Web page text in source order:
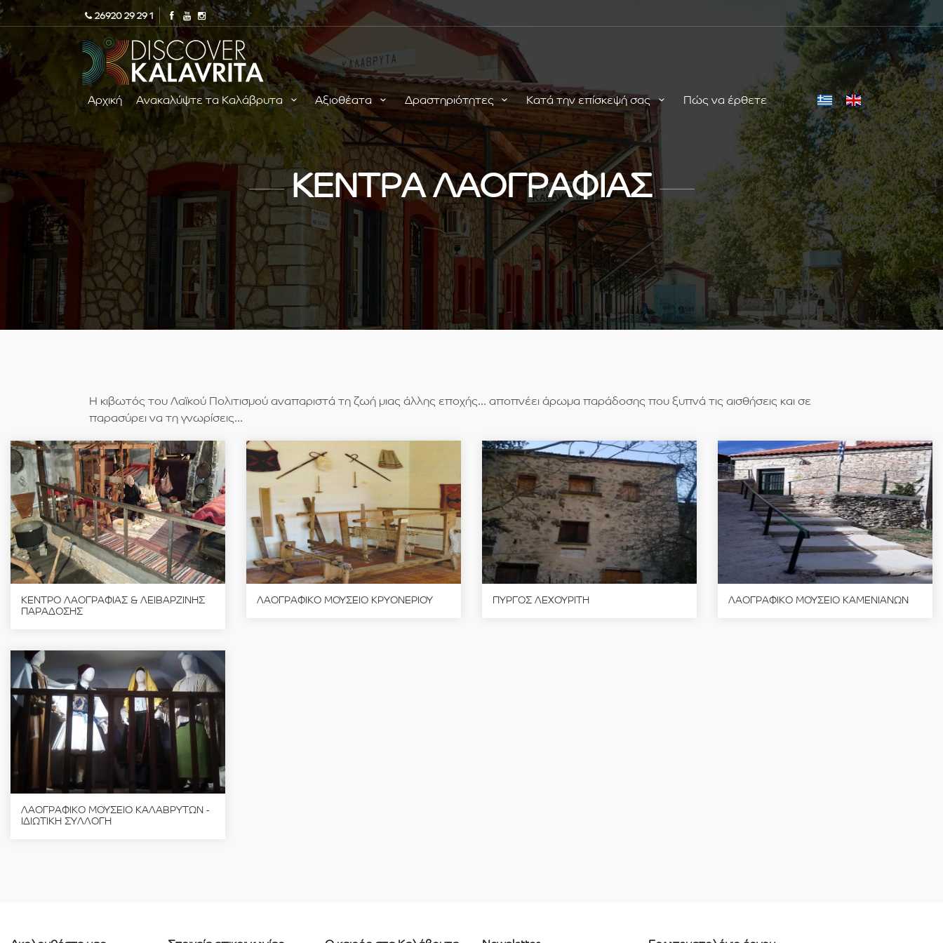
26920 29 29 1
Αρχική Ανακαλύψτε τα Καλάβρυτα Αξιοθέατα Δραστηριότητες Κατά την επίσκεψή σας Πώς να έρθετε
ΚΕΝΤΡΑ ΛΑΟΓΡΑΦΙΑΣ
Η κιβωτός του Λαϊκού Πολιτισμού αναπαριστά τη ζωή μιας άλλης εποχής... αποπνέει άρωμα παράδοσης που ξυπνά τις αισθήσεις και σε
παρασύρει να τη γνωρίσεις...
ΚΕΝΤΡΟ ΛΑΟΓΡΑΦΙΑΣ & ΛΕΙΒΑΡΖΙΝΗΣ
ΠΑΡΑΔΟΣΗΣ
ΛΑΟΓΡΑΦΙΚΟ ΜΟΥΣΕΙΟ ΚΡΥΟΝΕΡΙΟΥ ΠΥΡΓΟΣ ΛΕΧΟΥΡΙΤΗ ΛΑΟΓΡΑΦΙΚΟ ΜΟΥΣΕΙΟ ΚΑΜΕΝΙΑΝΩΝ
ΛΑΟΓΡΑΦΙΚΟ ΜΟΥΣΕΙΟ ΚΑΛΑΒΡΥΤΩΝ -
ΙΔΙΩΤΙΚΗ ΣΥΛΛΟΓΗ